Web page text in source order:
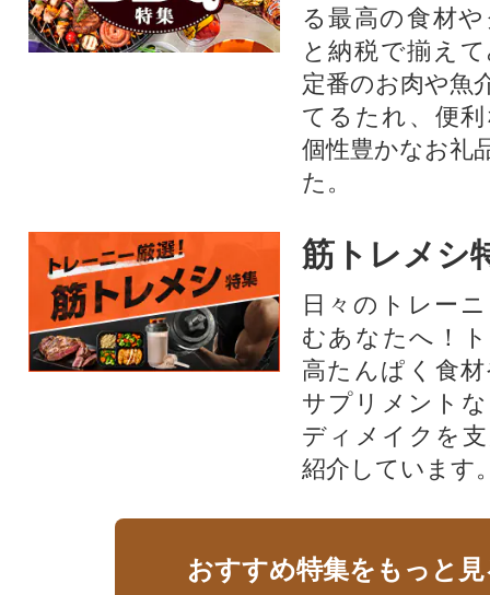
る最高の食材
と納税で揃え
定番のお肉や魚
てるたれ、便
個性豊かなお礼
た。
筋トレメシ
日々のトレー
むあなたへ！
高たんぱく食
サプリメント
ディメイクを
紹介しています
おすすめ特集をもっと